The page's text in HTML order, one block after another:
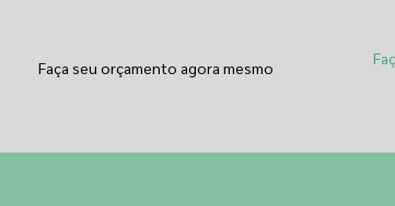
Faça seu orçamento agora mesmo